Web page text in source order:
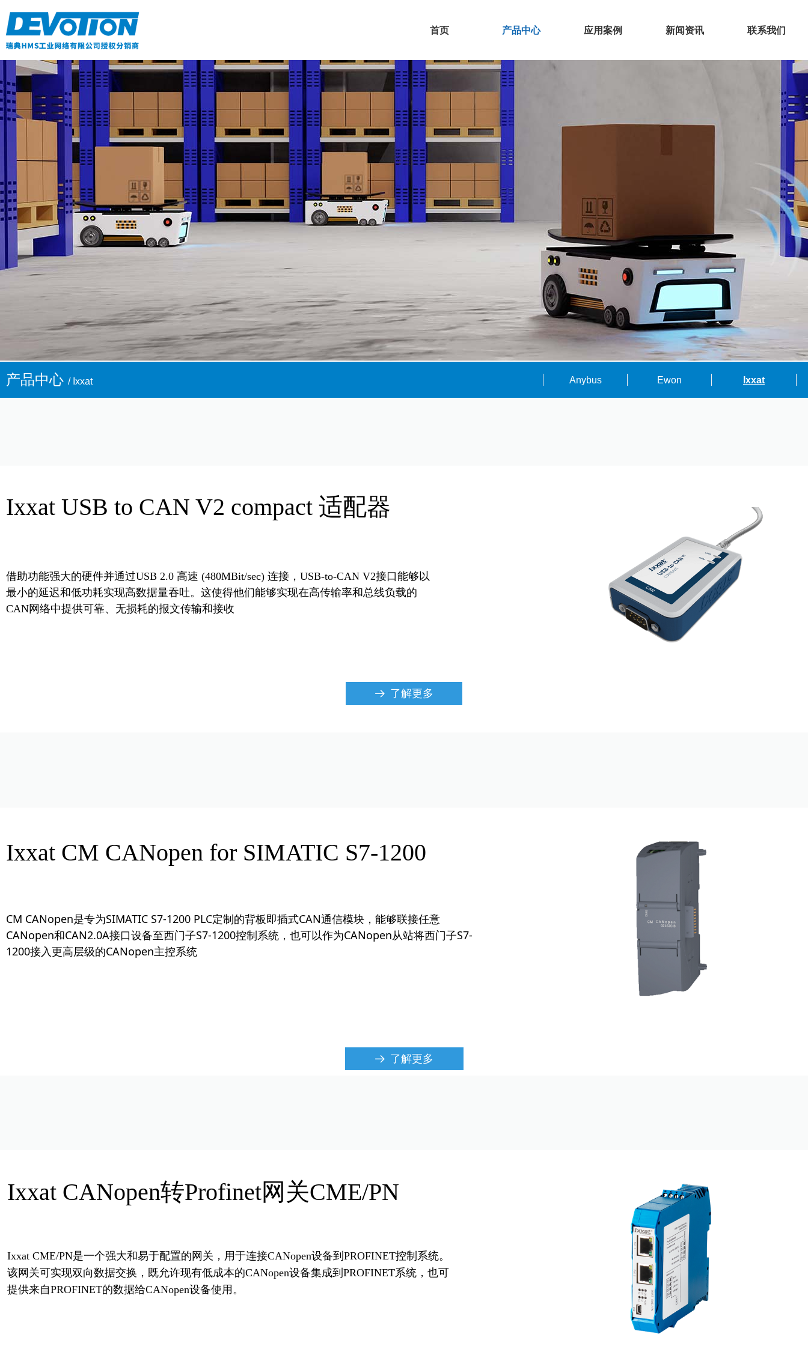
首页
首页
产品中心 应用案例 新闻资讯 联系我们
联系我们
产品中心 / Ixxat Anybus Ewon Ixxat
Ixxat USB to CAN V2 compact 适配器
借助功能强大的硬件并通过USB 2.0 高速 (480MBit/sec) 连接，USB-to-CAN V2接口能够以
最小的延迟和低功耗实现高数据量吞吐。这使得他们能够实现在高传输率和总线负载的
CAN网络中提供可靠、无损耗的报文传输和接收
뀠 了解更多
Ixxat CM CANopen for SIMATIC S7-1200
CM CANopen是专为SIMATIC S7-1200 PLC定制的背板即插式CAN通信模块，能够联接任意
CANopen和CAN2.0A接口设备至西门子S7-1200控制系统，也可以作为CANopen从站将西门子S7-
1200接入更高层级的CANopen主控系统
뀠 了解更多
Ixxat CANopen转Profinet网关CME/PN
Ixxat CME/PN是一个强大和易于配置的网关，用于连接CANopen设备到PROFINET控制系统。
该网关可实现双向数据交换，既允许现有低成本的CANopen设备集成到PROFINET系统，也可
提供来自PROFINET的数据给CANopen设备使用。